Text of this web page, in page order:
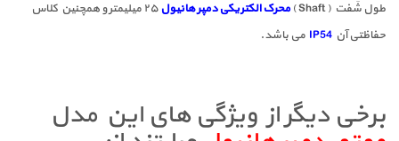
طول شَفت ( Shaft ) محرک الکتریکی دمپر هانیول
۲۵ میلیمتر و همچنین کلاس
حفاظتی آن IP54 می باشد.
برخی دیگر از ویژگی های این مدل